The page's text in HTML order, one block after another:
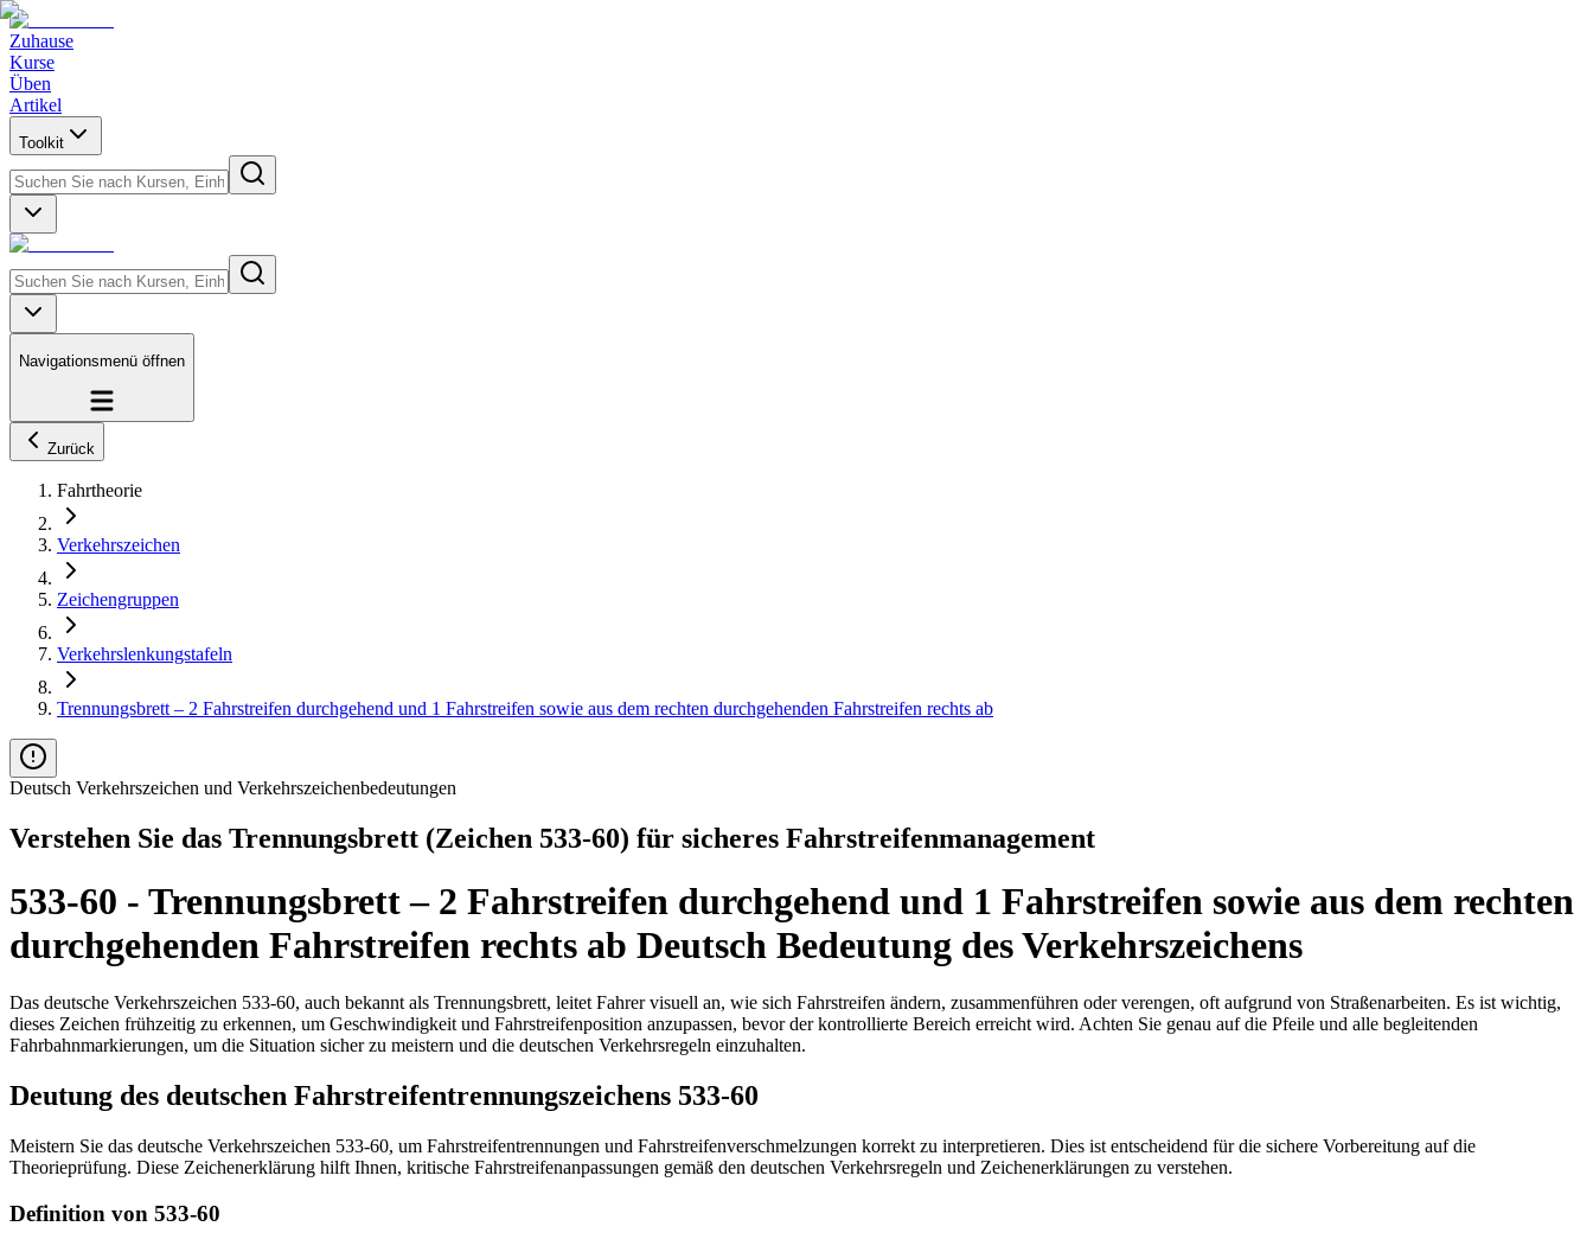
Zuhause
Kurse
Üben
Artikel
Toolkit
Navigationsmenü öffnen
Zurück
Fahrtheorie
Verkehrszeichen
Zeichengruppen
Verkehrslenkungstafeln
Trennungsbrett – 2 Fahrstreifen durchgehend und 1 Fahrstreifen sowie aus dem rechten durchgehenden Fahrstreifen rechts ab
Deutsch Verkehrszeichen und Verkehrszeichenbedeutungen
Verstehen Sie das Trennungsbrett (Zeichen 533-60) für sicheres Fahrstreifenmanagement
533-60 - Trennungsbrett – 2 Fahrstreifen durchgehend und 1 Fahrstreifen sowie aus dem rechten
durchgehenden Fahrstreifen rechts ab Deutsch Bedeutung des Verkehrszeichens
Das deutsche Verkehrszeichen 533-60, auch bekannt als Trennungsbrett, leitet Fahrer visuell an, wie sich Fahrstreifen ändern, zusammenführen oder verengen, oft aufgrund von Straßenarbeiten. Es ist wichtig,
dieses Zeichen frühzeitig zu erkennen, um Geschwindigkeit und Fahrstreifenposition anzupassen, bevor der kontrollierte Bereich erreicht wird. Achten Sie genau auf die Pfeile und alle begleitenden
Fahrbahnmarkierungen, um die Situation sicher zu meistern und die deutschen Verkehrsregeln einzuhalten.
Deutung des deutschen Fahrstreifentrennungszeichens 533-60
Meistern Sie das deutsche Verkehrszeichen 533-60, um Fahrstreifentrennungen und Fahrstreifenverschmelzungen korrekt zu interpretieren. Dies ist entscheidend für die sichere Vorbereitung auf die
Theorieprüfung. Diese Zeichenerklärung hilft Ihnen, kritische Fahrstreifenanpassungen gemäß den deutschen Verkehrsregeln und Zeichenerklärungen zu verstehen.
Definition von 533-60